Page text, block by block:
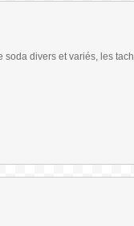
divers et variés, les